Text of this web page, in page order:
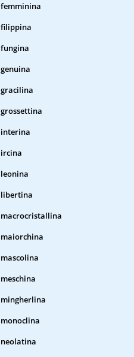
femminina
filippina
fungina
genuina
gracilina
grossettina
interina
ircina
leonina
libertina
macrocristallina
maiorchina
mascolina
meschina
mingherlina
monoclina
neolatina